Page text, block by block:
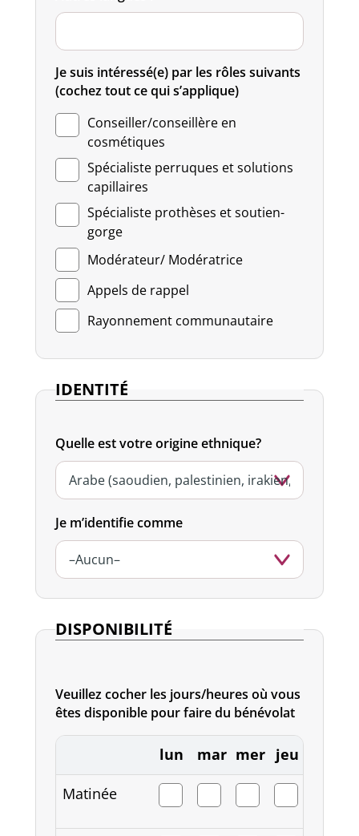
Je suis intéressé(e) par les rôles suivants
(cochez tout ce qui s’applique)
Conseiller/conseillère en
cosmétiques
Spécialiste perruques et solutions
capillaires
Spécialiste prothèses et soutien-
gorge
Modérateur/ Modératrice
Appels de rappel
Rayonnement communautaire
IDENTITÉ
Quelle est votre origine ethnique?
Je m’identifie comme
DISPONIBILITÉ
Veuillez cocher les jours/heures où vous
êtes disponible pour faire du bénévolat
lun mar mer jeu
Matinée